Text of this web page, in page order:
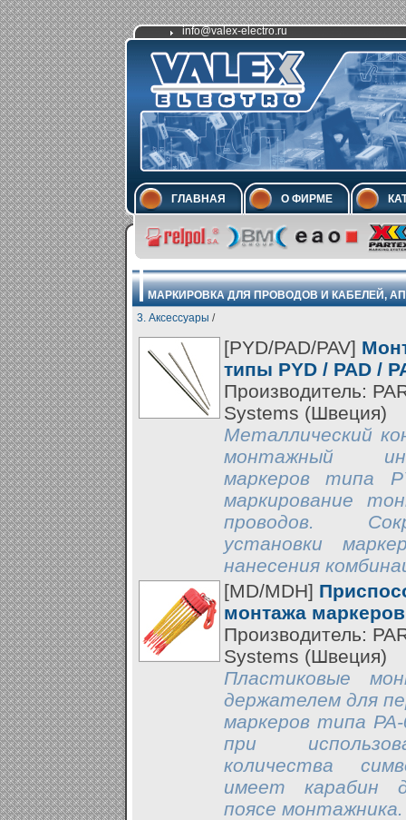
info@valex-electro.ru
ГЛАВНАЯ О ФИРМЕ
МАРКИРОВКА ДЛЯ ПРОВОДОВ И КАБЕЛЕЙ,
3. Аксессуары /
[PYD/PAD/PAV]
типы PYD / PAD /
Производитель:
Systems (Швеция)
Металлический
монтажный
маркеров типа
маркирование
проводов.
установки
нанесения
[MD/MDH]
монтажа
Производитель:
Systems (Швеция)
Пластиковые
держателем для
маркеров типа
при
количества
имеет карабин
поясе монтажника.